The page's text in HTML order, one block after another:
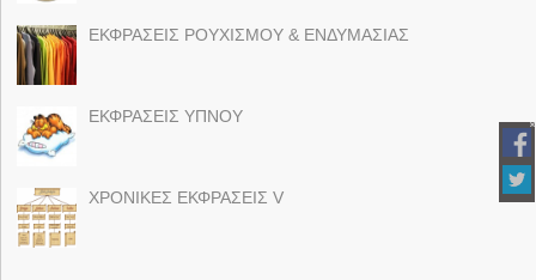
ΕΚΦΡΑΣΕΙΣ ΡΟΥΧΙΣΜΟΥ & ΕΝΔΥΜΑΣΙΑΣ
ΕΚΦΡΑΣΕΙΣ ΥΠΝΟΥ
ΧΡΟΝΙΚΕΣ ΕΚΦΡΑΣΕΙΣ V